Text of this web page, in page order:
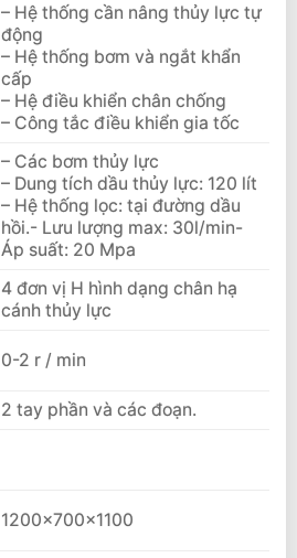
– Hệ thống cần nâng thủy lực tự
động
– Hệ thống bơm và ngắt khẩn
cấp
– Hệ điều khiển chân chống
– Công tắc điều khiển gia tốc
– Các bơm thủy lực
– Dung tích dầu thủy lực: 120 lít
– Hệ thống lọc: tại đường dầu
hồi.- Lưu lượng max: 30l/min-
Áp suất: 20 Mpa
4 đơn vị H hình dạng chân hạ
cánh thủy lực
0-2 r / min
2 tay phần và các đoạn.
1200x700x1100